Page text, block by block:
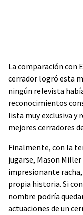
La comparación con
cerrador logró esta
ningún relevista
reconocimientos
lista muy exclusiva y
mejores cerradores
Finalmente, con la
jugarse, Mason
impresionante
propia historia. Si
nombre podría
actuaciones de un